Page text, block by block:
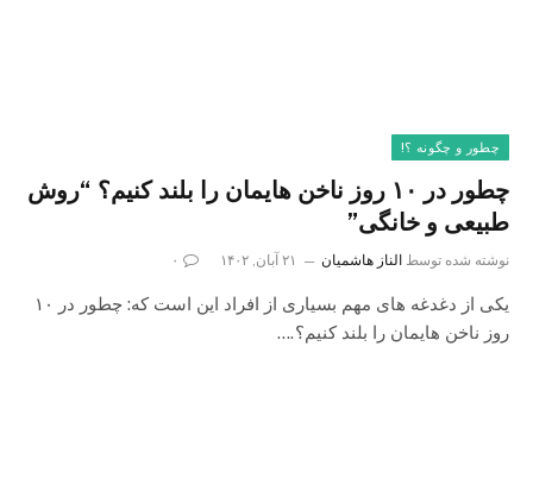
چطور و چگونه ؟!
چطور در ۱۰ روز ناخن هایمان را بلند کنیم؟ “روش
طبیعی و خانگی”
نوشته شده توسط الناز هاشمیان ۲۱ آبان, ۱۴۰۲ ۰
یکی از دغدغه های مهم بسیاری از افراد این است که: چطور در ۱۰
روز ناخن هایمان را بلند کنیم؟.…